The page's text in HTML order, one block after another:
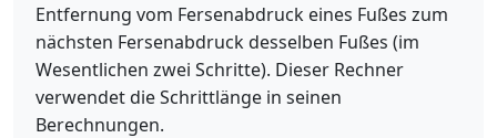
Entfernung vom Fersenabdruck eines Fußes zum
nächsten Fersenabdruck desselben Fußes (im
Wesentlichen zwei Schritte). Dieser Rechner
verwendet die Schrittlänge in seinen
Berechnungen.